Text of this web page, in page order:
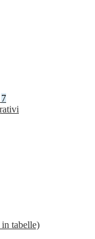
7
tabelle)